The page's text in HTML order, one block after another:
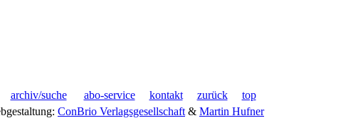
archiv/suche abo-service kontakt zurück
top
ConBrio Verlagsgesellschaft & Martin Hufner